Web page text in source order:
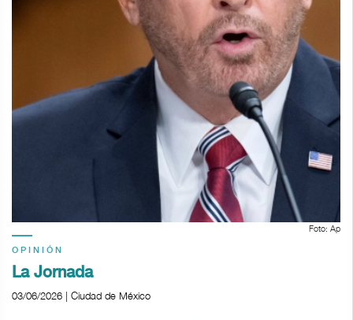
Foto: Ap
OPINIÓN
La Jornada
03/06/2026 | Ciudad de México